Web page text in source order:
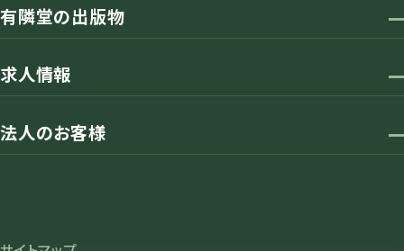
有隣堂の出版物
求人情報
法人のお客様